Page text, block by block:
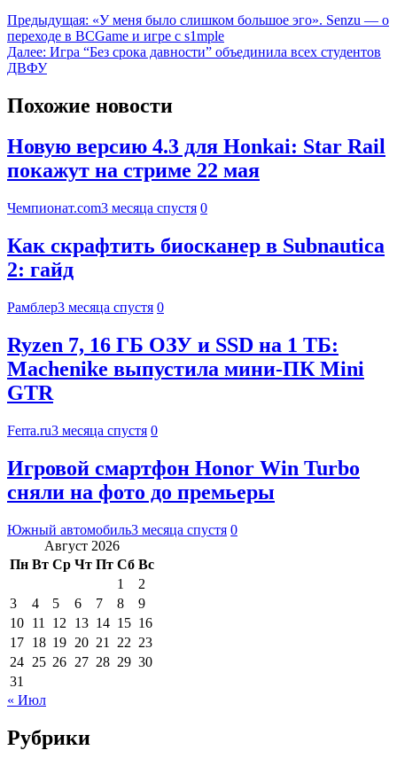
Предыдущая: «У меня было слишком большое эго». Senzu — о
переходе в BCGame и игре с s1mple
Далее: Игра “Без срока давности” объединила всех студентов
ДВФУ
Похожие новости
Новую версию 4.3 для Honkai: Star Rail
покажут на стриме 22 мая
Чемпионат.com3 месяца спустя 0
Как скрафтить биосканер в Subnautica
2: гайд
Рамблер3 месяца спустя 0
Ryzen 7, 16 ГБ ОЗУ и SSD на 1 ТБ:
Machenike выпустила мини-ПК Mini
GTR
Ferra.ru3 месяца спустя 0
Игровой смартфон Honor Win Turbo
сняли на фото до премьеры
Южный автомобиль3 месяца спустя 0
Август 2026
Пн Вт Ср Чт Пт Сб Вс
1
2
3
4 5 6 7 8
9
10 11 12 13 14 15 16
17 18 19 20 21 22 23
24 25 26 27 28 29 30
31
« Июл
Рубрики